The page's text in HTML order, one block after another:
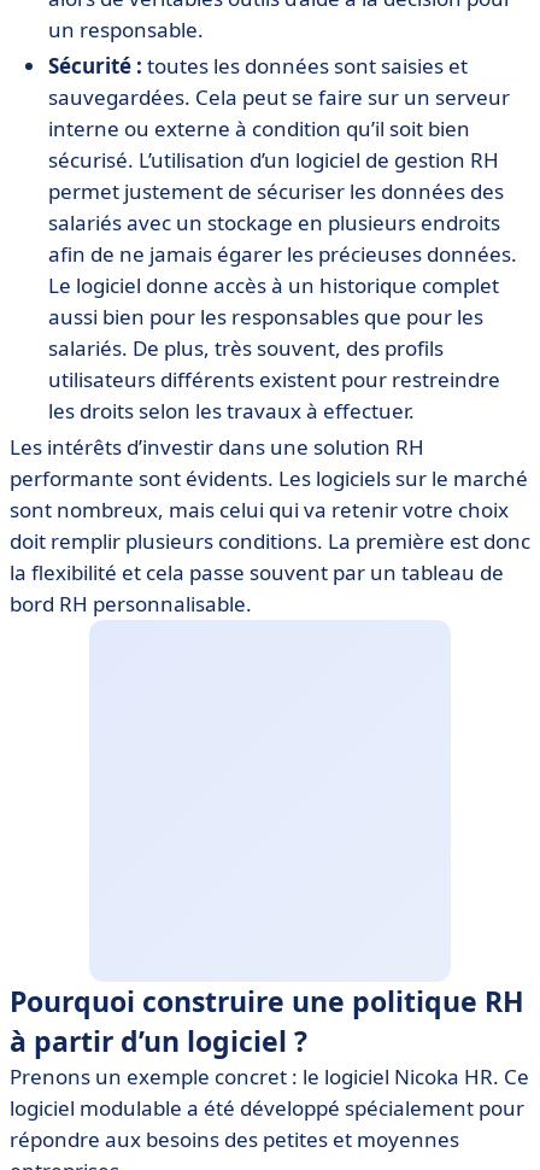
un responsable.
Sécurité : toutes les données sont saisies et
sauvegardées. Cela peut se faire sur un serveur
interne ou externe à condition qu’il soit bien
sécurisé. L’utilisation d’un logiciel de gestion RH
permet justement de sécuriser les données des
salariés avec un stockage en plusieurs endroits
afin de ne jamais égarer les précieuses données.
Le logiciel donne accès à un historique complet
aussi bien pour les responsables que pour les
salariés. De plus, très souvent, des profils
utilisateurs différents existent pour restreindre
les droits selon les travaux à effectuer.
Les intérêts d’investir dans une solution RH
performante sont évidents. Les logiciels sur le marché
sont nombreux, mais celui qui va retenir votre choix
doit remplir plusieurs conditions. La première est donc
la flexibilité et cela passe souvent par un tableau de
bord RH personnalisable.
Pourquoi construire une politique RH
à partir d’un logiciel ?
Prenons un exemple concret : le logiciel Nicoka HR. Ce
logiciel modulable a été développé spécialement pour
répondre aux besoins des petites et moyennes